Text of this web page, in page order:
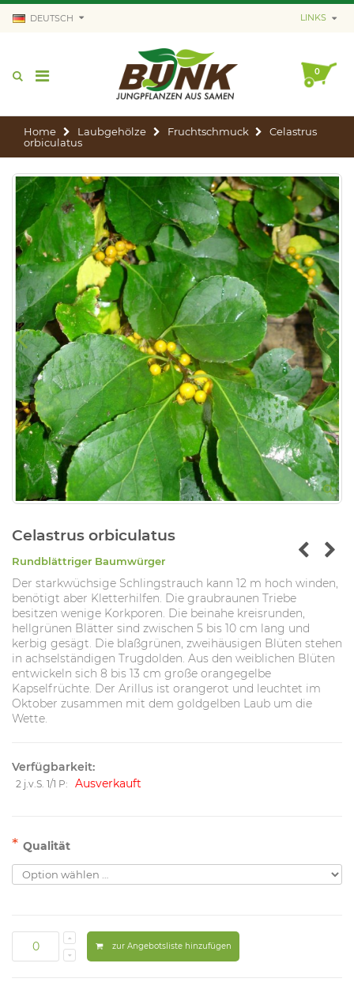
DEUTSCH LINKS
0
Home Laubgehölze Fruchtschmuck
Celastrus
orbiculatus
Celastrus orbiculatus
Rundblättriger Baumwürger
Der starkwüchsige Schlingstrauch kann 12 m hoch winden,
benötigt aber Kletterhilfen. Die graubraunen Triebe
besitzen wenige Korkporen. Die beinahe kreisrunden,
hellgrünen Blätter sind zwischen 5 bis 10 cm lang und
kerbig gesägt. Die blaßgrünen, zweihäusigen Blüten stehen
in achselständigen Trugdolden. Aus den weiblichen Blüten
entwickeln sich 8 bis 13 cm große orangegelbe
Kapselfrüchte. Der Arillus ist orangerot und leuchtet im
Oktober zusammen mit dem goldgelben Laub um die
Wette.
Verfügbarkeit:
2 j.v.S. 1/1 P: Ausverkauft
* Qualität
zur Angebotsliste hinzufügen